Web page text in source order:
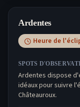
Ardentes
Heure de
SPOTS
Ardentes dispose
idéaux pour suivre
Châteauroux.